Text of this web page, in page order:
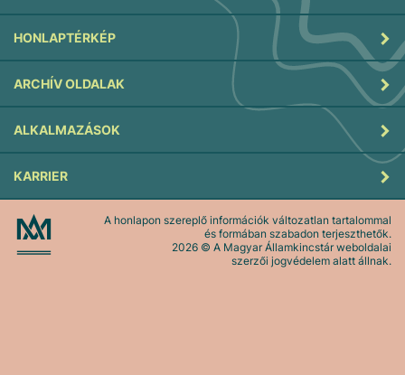
HONLAPTÉRKÉP
ARCHÍV OLDALAK
ALKALMAZÁSOK
KARRIER
A honlapon szereplő információk változatlan tartalommal
és formában szabadon terjeszthetők.
2026 © A Magyar Államkincstár weboldalai
szerzői jogvédelem alatt állnak.